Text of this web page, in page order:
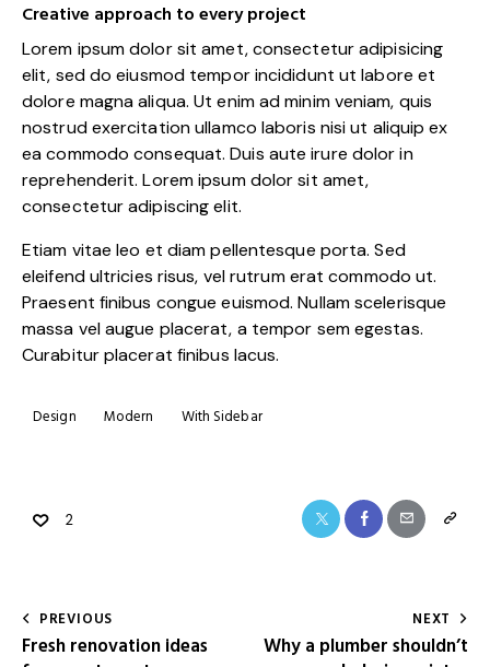
Creative approach to every project
Lorem ipsum dolor sit amet, consectetur adipisicing
elit, sed do eiusmod tempor incididunt ut labore et
dolore magna aliqua. Ut enim ad minim veniam, quis
nostrud exercitation ullamco laboris nisi ut aliquip ex
ea commodo consequat. Duis aute irure dolor in
reprehenderit. Lorem ipsum dolor sit amet,
consectetur adipiscing elit.
Etiam vitae leo et diam pellentesque porta. Sed
eleifend ultricies risus, vel rutrum erat commodo ut.
Praesent finibus congue euismod. Nullam scelerisque
massa vel augue placerat, a tempor sem egestas.
Curabitur placerat finibus lacus.
Design Modern With Sidebar
2
PREVIOUS
Fresh renovation ideas
NEXT
Why a plumber shouldn’t